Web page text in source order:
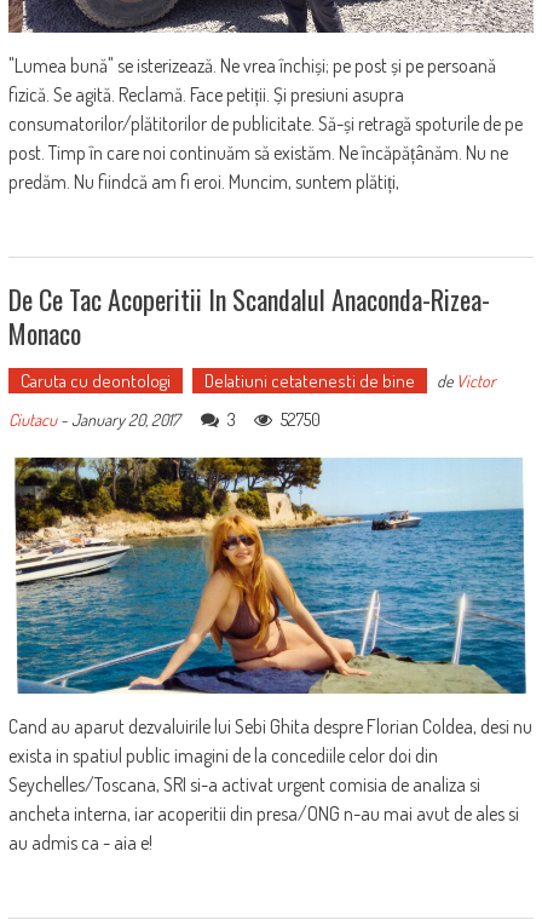
"Lumea bună" se isterizează. Ne vrea închiși; pe post și pe persoană
fizică. Se agită. Reclamă. Face petiții. Și presiuni asupra
consumatorilor/plătitorilor de publicitate. Să-și retragă spoturile de pe
post. Timp în care noi continuăm să existăm. Ne încăpățânăm. Nu ne
predăm. Nu fiindcă am fi eroi. Muncim, suntem plătiți,
De Ce Tac Acoperitii In Scandalul Anaconda-Rizea-
Monaco
Caruta cu deontologi Delatiuni cetatenesti de bine de Victor
Ciutacu-January 20, 2017 3 52750
Cand au aparut dezvaluirile lui Sebi Ghita despre Florian Coldea, desi nu
exista in spatiul public imagini de la concediile celor doi din
Seychelles/Toscana, SRI si-a activat urgent comisia de analiza si
ancheta interna, iar acoperitii din presa/ONG n-au mai avut de ales si
au admis ca - aia e!